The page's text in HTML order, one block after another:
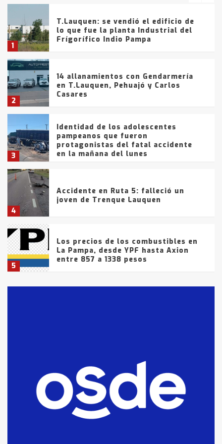
1
T.Lauquen: se vendió el edificio de
lo que fue la planta Industrial del
Frígorífico Indio Pampa
2
14 allanamientos con Gendarmería
en T.Lauquen, Pehuajó y Carlos
Casares
3
Identidad de los adolescentes
pampeanos que fueron
protagonistas del fatal accidente
en la mañana del lunes
4
Accidente en Ruta 5: falleció un
joven de Trenque Lauquen
5
Los precios de los combustibles en
La Pampa, desde YPF hasta Axion
entre 857 a 1338 pesos
fueron detenidos por
comercialización de drogas en la
tarde del sábado
T.Lauquen: se vendió el edificio de
lo que fue la planta Industrial del